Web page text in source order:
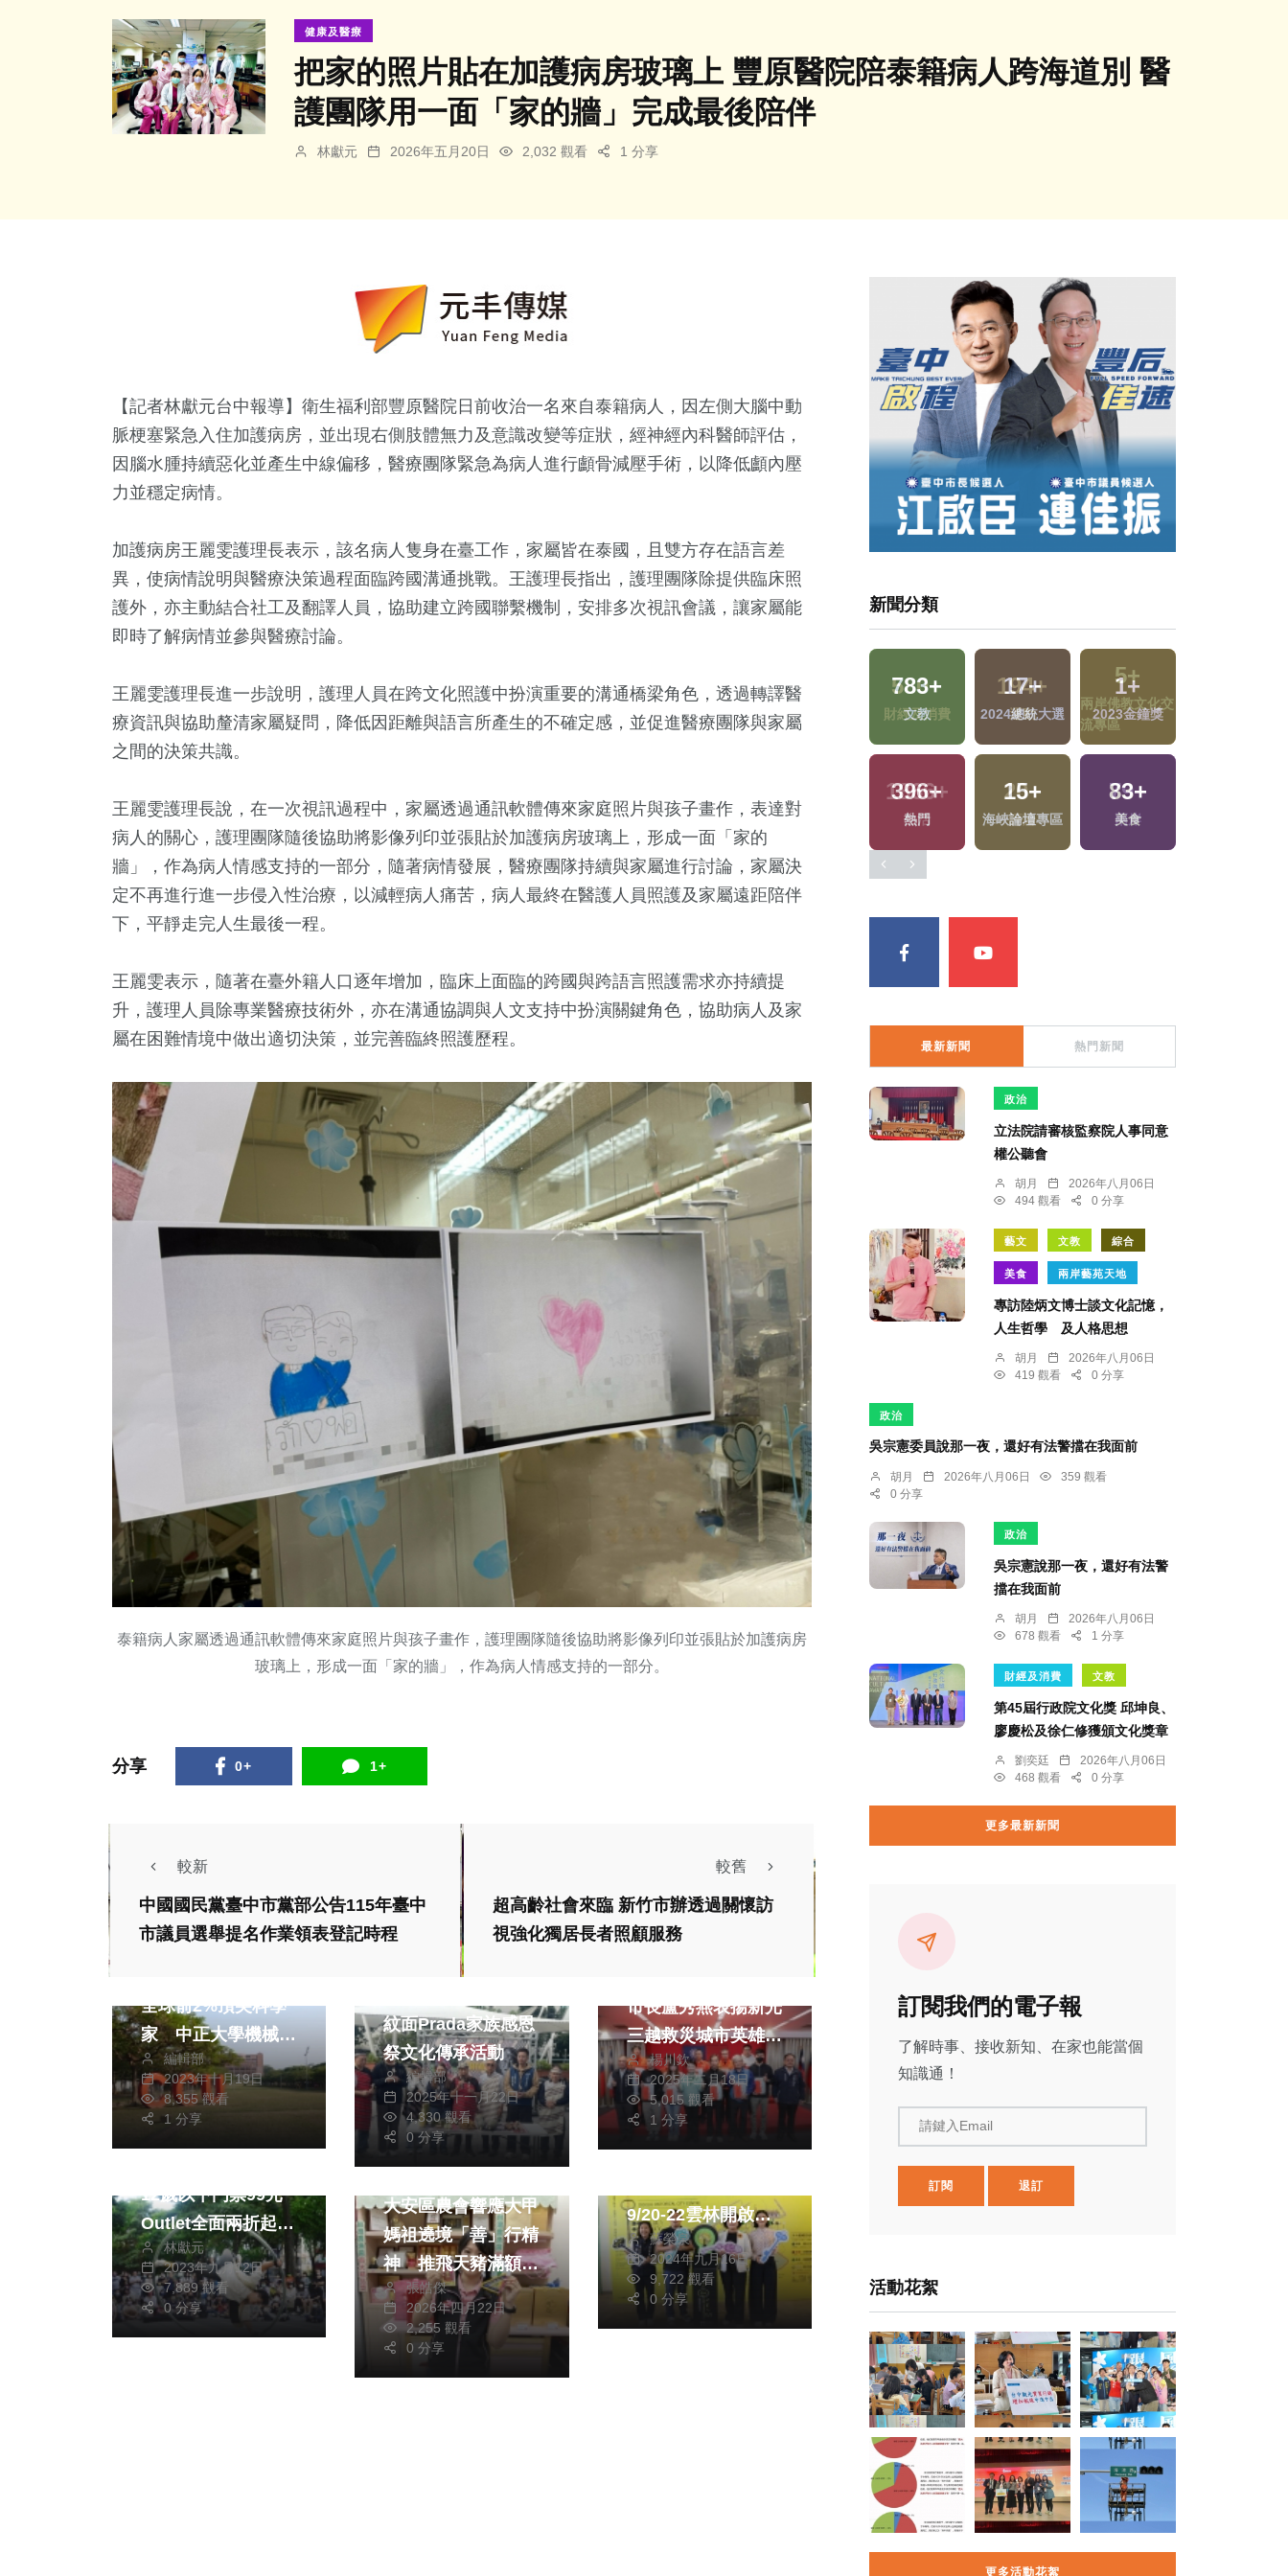
健康及醫療
把家的照片貼在加護病房玻璃上 豐原醫院陪泰籍病人跨海道別 醫
護團隊用一面「家的牆」完成最後陪伴
林獻元 2026年五月20日 2,032 觀看 1 分享
【記者林獻元台中報導】衛生福利部豐原醫院日前收治一名來自泰籍病人，因左側大腦中動
脈梗塞緊急入住加護病房，並出現右側肢體無力及意識改變等症狀，經神經內科醫師評估，
因腦水腫持續惡化並產生中線偏移，醫療團隊緊急為病人進行顱骨減壓手術，以降低顱內壓
力並穩定病情。
加護病房王麗雯護理長表示，該名病人隻身在臺工作，家屬皆在泰國，且雙方存在語言差
異，使病情說明與醫療決策過程面臨跨國溝通挑戰。王護理長指出，護理團隊除提供臨床照
護外，亦主動結合社工及翻譯人員，協助建立跨國聯繫機制，安排多次視訊會議，讓家屬能
即時了解病情並參與醫療討論。
王麗雯護理長進一步說明，護理人員在跨文化照護中扮演重要的溝通橋梁角色，透過轉譯醫
療資訊與協助釐清家屬疑問，降低因距離與語言所產生的不確定感，並促進醫療團隊與家屬
之間的決策共識。
王麗雯護理長說，在一次視訊過程中，家屬透過通訊軟體傳來家庭照片與孩子畫作，表達對
病人的關心，護理團隊隨後協助將影像列印並張貼於加護病房玻璃上，形成一面「家的
牆」，作為病人情感支持的一部分，隨著病情發展，醫療團隊持續與家屬進行討論，家屬決
定不再進行進一步侵入性治療，以減輕病人痛苦，病人最終在醫護人員照護及家屬遠距陪伴
下，平靜走完人生最後一程。
王麗雯表示，隨著在臺外籍人口逐年增加，臨床上面臨的跨國與跨語言照護需求亦持續提
升，護理人員除專業醫療技術外，亦在溝通協調與人文支持中扮演關鍵角色，協助病人及家
屬在困難情境中做出適切決策，並完善臨終照護歷程。
泰籍病人家屬透過通訊軟體傳來家庭照片與孩子畫作，護理團隊隨後協助將影像列印並張貼於加護病房
玻璃上，形成一面「家的牆」，作為病人情感支持的一部分。
分享 0+ 1+
較新
中國國民黨臺中市黨部公告115年臺中
市議員選舉提名作業領表登記時程
較舊
超高齡社會來臨 新竹市辦透過關懷訪
視強化獨居長者照顧服務
熱門 文教
全球前2%頂尖科學
家 中正大學機械系
教授馮展華等16名
學者入選終身影響力
排行
編輯部
2023年十月19日
8,355 觀看
1 分享
紋面Prada家族感恩
祭文化傳承活動
編輯部
2025年十一月22日
4,330 觀看
0 分享
熱門 政治
財經及消費
市長盧秀燕表揚新光
三越救災城市英雄：
他們的名字叫「勇
敢」
楊川欽
2025年二月18日
5,015 觀看
1 分享
12歲以下門票99元
Outlet全面兩折起
名牌家電、烤肉用具
半價
林獻元
2023年九月12日
7,889 觀看
0 分享
財經及消費
大安區農會響應大甲
媽祖遶境「善」行精
神 推飛天豬滿額贈
傳遞平安與在地關懷
張皓傑
2026年四月22日
2,255 觀看
0 分享
生活 藝文
文教 綜合
9/20-22雲林開啟拾
光旅程系列活動
蘇榮泉
2024年九月16日
9,722 觀看
0 分享
新聞分類
802+
綜合
295+
藝文
社會
福建林公信俗文
化專區
13 +
演唱會
11+
綜藝
580+
財經及消費
194+
運動
兩岸佛教文化交
流專區
生活 評論
783+
文教
17+
2024總統大選
1+
2023金鐘獎
396+
熱門
15+
海峽論壇專區
83+
美食
最新新聞 熱門新聞
政治
立法院請審核監察院人事同意
權公聽會
胡月
2026年八月06日
494 觀看
0 分享
藝文 文教 綜合
美食 兩岸藝苑天地
專訪陸炳文博士談文化記憶，
人生哲學 及人格思想
胡月
2026年八月06日
419 觀看
0 分享
政治
吳宗憲委員說那一夜，還好有法警擋在我面前
胡月 2026年八月06日
359 觀看
0 分享
政治
吳宗憲說那一夜，還好有法警
擋在我面前
胡月
2026年八月06日
678 觀看
1 分享
財經及消費 文教
第45屆行政院文化獎 邱坤良、
廖慶松及徐仁修獲頒文化獎章
劉奕廷
2026年八月06日
468 觀看
0 分享
更多最新新聞
訂閱我們的電子報
了解時事、接收新知、在家也能當個
知識通！
請鍵入Email
訂閱 退訂
活動花絮
更多活動花絮